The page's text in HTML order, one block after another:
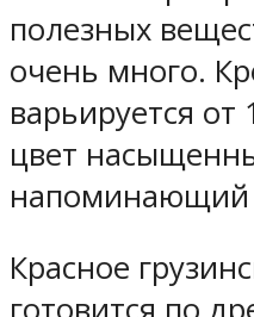
полезных
очень много.
варьируется от
цвет
напоминающий
Красное